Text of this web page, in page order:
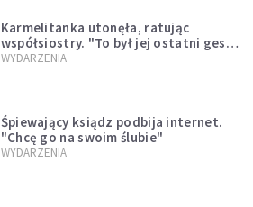
Karmelitanka utonęła, ratując
współsiostry. "To był jej ostatni gest
miłości"
WYDARZENIA
Śpiewający ksiądz podbija internet.
"Chcę go na swoim ślubie"
WYDARZENIA